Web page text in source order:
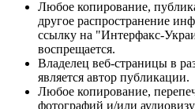
Любое копирование,
другое распространение
ссылку на "Интерфакс-
воспрещается.
Владелец веб-страницы в
является автор публикации.
Любое копирование,
фотографий и/или